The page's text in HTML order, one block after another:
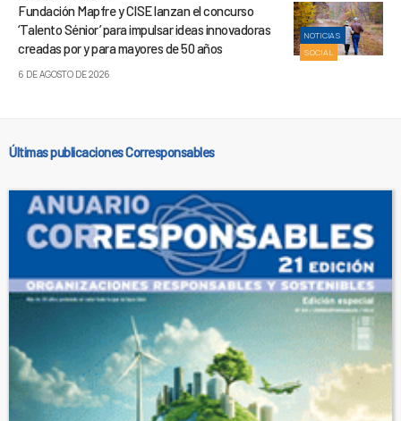
NOTICIAS
SOCIAL
Fundación Mapfre y CISE lanzan el concurso
‘Talento Sénior’ para impulsar ideas innovadoras
creadas por y para mayores de 50 años
6 DE AGOSTO DE 2026
Últimas publicaciones Corresponsables